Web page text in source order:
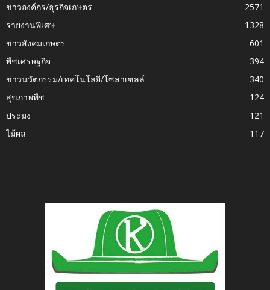
ข่าวองค์กร/ธุรกิจเกษตร
2571
รายงานพิเศษ
1328
ข่าวสังคมเกษตร
601
พืชเศรษฐกิจ
394
ข่าวนวัตกรรม/เทคโนโลยี/โซล่าเซลล์
340
สุขภาพพืช
124
ประมง
121
ไม้ผล
117